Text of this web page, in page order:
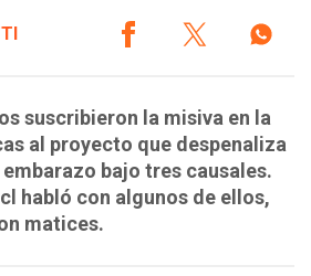
suscribieron la misiva en la
al proyecto que despenaliza
bajo tres causales.
habló con algunos de ellos,
matices.